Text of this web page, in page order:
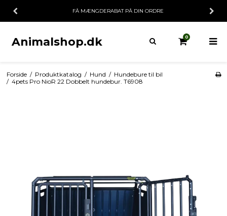
FÅ MÆNGDERABAT PÅ DIN ORDRE
Animalshop.dk 0
Forside / Produktkatalog / Hund / Hundebure til bil
/ 4pets Pro NioR 22 Dobbelt hundebur. T6908